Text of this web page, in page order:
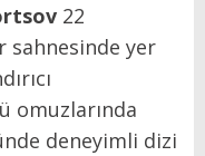
22
sahnesinde yer
omuzlarında
deneyimli dizi